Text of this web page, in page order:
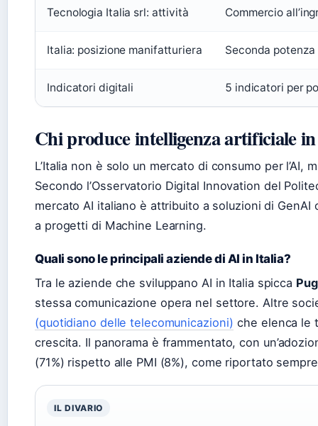
Tecnologia Italia srl: attività Commercio
Italia: posizione manifatturiera Seconda
Indicatori digitali 5 indicatori per
Chi produce intelligenza artificiale
L’Italia non è solo un mercato di consumo per
Secondo l’Osservatorio Digital Innovation del
mercato AI italiano è attribuito a soluzioni di
a progetti di Machine Learning.
Quali sono le principali aziende di AI in Italia?
Tra le aziende che sviluppano AI in Italia spicca
stessa comunicazione opera nel settore. Altre
(quotidiano delle telecomunicazioni) che elenca le
crescita. Il panorama è frammentato, con
(71%) rispetto alle PMI (8%), come riportato
IL DIVARIO